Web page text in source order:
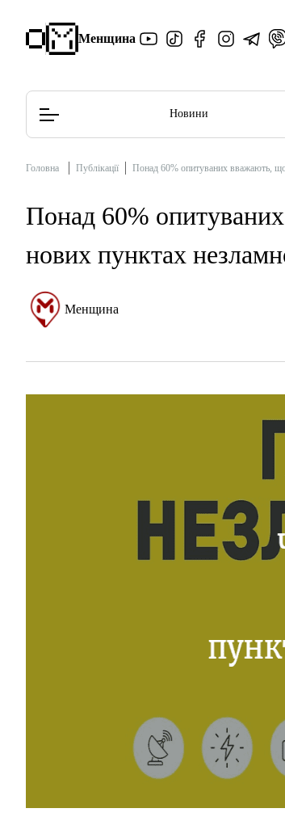
Менщина
Редакційна політика
Новини
Головна Публікації Понад 60% опитуваних вважають, що
Понад 60%
нових пунктах
Менщина